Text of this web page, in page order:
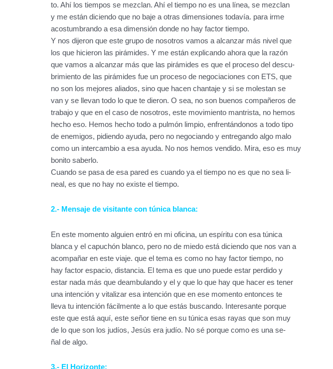
to. Ahí los tiempos se mezclan. Ahí el tiempo no es una línea, se mezclan
y me están diciendo que no baje a otras dimensiones todavía. para irme
acostumbrando a esa dimensión donde no hay factor tiempo.
Y nos dijeron que este grupo de nosotros vamos a alcanzar más nivel que
los que hicieron las pirámides. Y me están explicando ahora que la razón
que vamos a alcanzar más que las pirámides es que el proceso del descu-
brimiento de las pirámides fue un proceso de negociaciones con ETS, que
no son los mejores aliados, sino que hacen chantaje y si se molestan se
van y se llevan todo lo que te dieron. O sea, no son buenos compañeros de
trabajo y que en el caso de nosotros, este movimiento mantrista, no hemos
hecho eso. Hemos hecho todo a pulmón limpio, enfrentándonos a todo tipo
de enemigos, pidiendo ayuda, pero no negociando y entregando algo malo
como un intercambio a esa ayuda. No nos hemos vendido. Mira, eso es muy
bonito saberlo.
Cuando se pasa de esa pared es cuando ya el tiempo no es que no sea li-
neal, es que no hay no existe el tiempo.
2.- Mensaje de visitante con túnica blanca:
En este momento alguien entró en mi oficina, un espíritu con esa túnica
blanca y el capuchón blanco, pero no de miedo está diciendo que nos van a
acompañar en este viaje. que el tema es como no hay factor tiempo, no
hay factor espacio, distancia. El tema es que uno puede estar perdido y
estar nada más que deambulando y el y que lo que hay que hacer es tener
una intención y vitalizar esa intención que en ese momento entonces te
lleva tu intención fácilmente a lo que estás buscando. Interesante porque
este que está aquí, este señor tiene en su túnica esas rayas que son muy
de lo que son los judíos, Jesús era judío. No sé porque como es una se-
ñal de algo.
3.- El Horizonte: